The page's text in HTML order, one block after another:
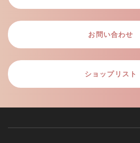
お問い合わせ
ショップリスト